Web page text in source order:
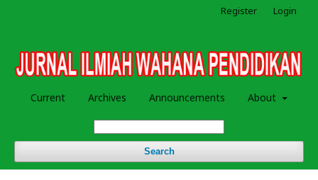
Current Archives Announcements About
Search
Register Login